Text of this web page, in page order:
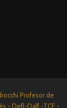
Profesor de
- Defl-Dalf -TCF -